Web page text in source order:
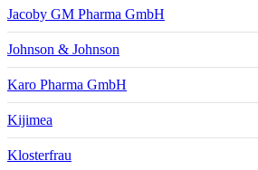
Jacoby GM Pharma GmbH
Johnson & Johnson
Karo Pharma GmbH
Kijimea
Klosterfrau